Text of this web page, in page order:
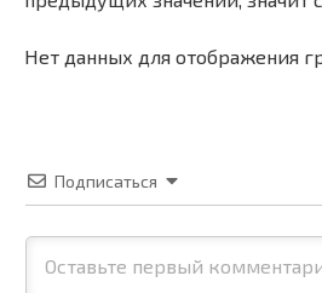
Нет данных для отображения
Подписаться